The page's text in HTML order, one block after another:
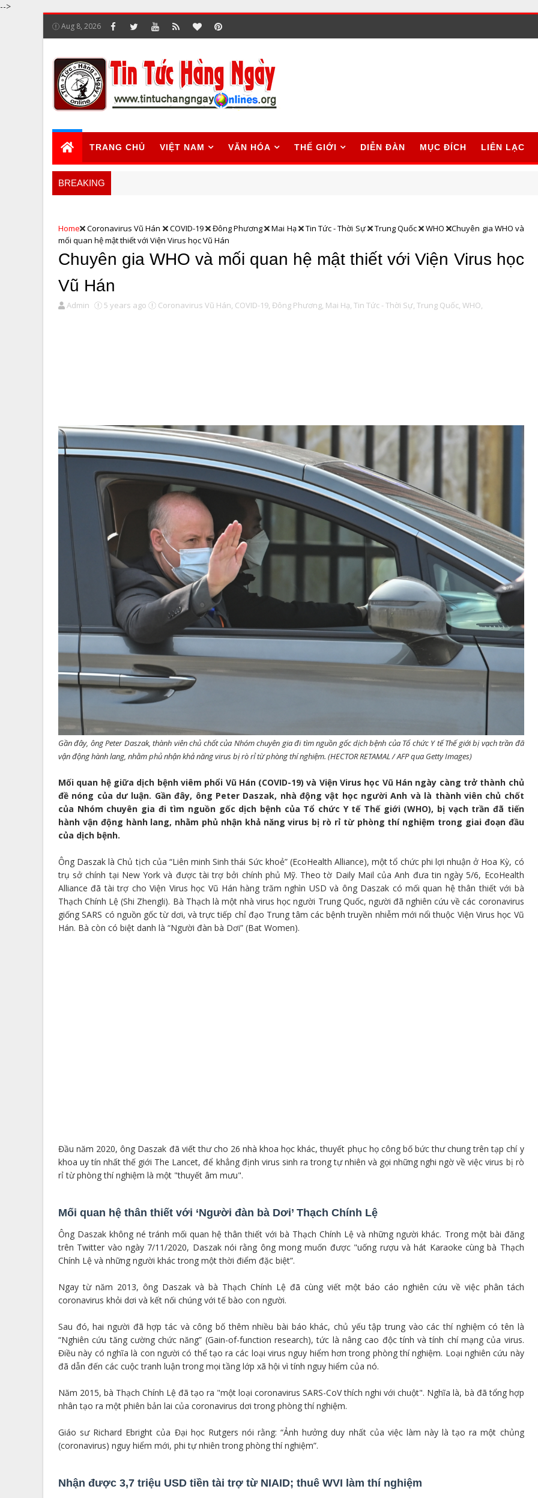
-->
Aug 8, 2026
TRANG CHỦ VIỆT NAM VĂN HÓA THẾ GIỚI DIỄN ĐÀN MỤC ĐÍCH LIÊN LẠC
BREAKING
Home Coronavirus Vũ Hán COVID-19 Đông Phương Mai Hạ Tin Tức - Thời Sự Trung Quốc WHO
Chuyên gia WHO và
mối quan hệ mật thiết với Viện Virus học Vũ Hán
Chuyên gia WHO và mối quan hệ mật thiết với Viện Virus học
Vũ Hán
Admin 5 years ago Coronavirus Vũ Hán, COVID-19, Đông Phương, Mai Hạ, Tin Tức - Thời Sự, Trung Quốc, WHO,
Gần đây, ông Peter Daszak, thành viên chủ chốt của Nhóm chuyên gia đi tìm nguồn gốc dịch bệnh của Tổ chức Y tế Thế giới bị vạch trần đã
vận động hành lang, nhằm phủ nhận khả năng virus bị rò rỉ từ phòng thí nghiệm. (HECTOR RETAMAL / AFP qua Getty Images)
Mối quan hệ giữa dịch bệnh viêm phổi Vũ Hán (COVID-19) và Viện Virus học Vũ Hán ngày càng trở thành chủ
đề nóng của dư luận. Gần đây, ông Peter Daszak, nhà động vật học người Anh và là thành viên chủ chốt
của Nhóm chuyên gia đi tìm nguồn gốc dịch bệnh của Tổ chức Y tế Thế giới (WHO), bị vạch trần đã tiến
hành vận động hành lang, nhằm phủ nhận khả năng virus bị rò rỉ từ phòng thí nghiệm trong giai đoạn đầu
của dịch bệnh.
Ông Daszak là Chủ tịch của “Liên minh Sinh thái Sức khoẻ” (EcoHealth Alliance), một tổ chức phi lợi nhuận ở Hoa Kỳ, có
trụ sở chính tại New York và được tài trợ bởi chính phủ Mỹ. Theo tờ Daily Mail của Anh đưa tin ngày 5/6, EcoHealth
Alliance đã tài trợ cho Viện Virus học Vũ Hán hàng trăm nghìn USD và ông Daszak có mối quan hệ thân thiết với bà
Thạch Chính Lệ (Shi Zhengli). Bà Thạch là một nhà virus học người Trung Quốc, người đã nghiên cứu về các coronavirus
giống SARS có nguồn gốc từ dơi, và trực tiếp chỉ đạo Trung tâm các bệnh truyền nhiễm mới nổi thuộc Viện Virus học Vũ
Hán. Bà còn có biệt danh là “Người đàn bà Dơi” (Bat Women).
Đầu năm 2020, ông Daszak đã viết thư cho 26 nhà khoa học khác, thuyết phục họ công bố bức thư chung trên tạp chí y
khoa uy tín nhất thế giới The Lancet, để khẳng định virus sinh ra trong tự nhiên và gọi những nghi ngờ về việc virus bị rò
rỉ từ phòng thí nghiệm là một "thuyết âm mưu".
Mối quan hệ thân thiết với ‘Người đàn bà Dơi’ Thạch Chính Lệ
Ông Daszak không né tránh mối quan hệ thân thiết với bà Thạch Chính Lệ và những người khác. Trong một bài đăng
trên Twitter vào ngày 7/11/2020, Daszak nói rằng ông mong muốn được "uống rượu và hát Karaoke cùng bà Thạch
Chính Lệ và những người khác trong một thời điểm đặc biệt”.
Ngay từ năm 2013, ông Daszak và bà Thạch Chính Lệ đã cùng viết một báo cáo nghiên cứu về việc phân tách
coronavirus khỏi dơi và kết nối chúng với tế bào con người.
Sau đó, hai người đã hợp tác và công bố thêm nhiều bài báo khác, chủ yếu tập trung vào các thí nghiệm có tên là
“Nghiên cứu tăng cường chức năng” (Gain-of-function research), tức là nâng cao độc tính và tính chí mạng của virus.
Điều này có nghĩa là con người có thể tạo ra các loại virus nguy hiểm hơn trong phòng thí nghiệm. Loại nghiên cứu này
đã dẫn đến các cuộc tranh luận trong mọi tầng lớp xã hội vì tính nguy hiểm của nó.
Năm 2015, bà Thạch Chính Lệ đã tạo ra "một loại coronavirus SARS-CoV thích nghi với chuột". Nghĩa là, bà đã tổng hợp
nhân tạo ra một phiên bản lai của coronavirus dơi trong phòng thí nghiệm.
Giáo sư Richard Ebright của Đại học Rutgers nói rằng: “Ảnh hưởng duy nhất của việc làm này là tạo ra một chủng
(coronavirus) nguy hiểm mới, phi tự nhiên trong phòng thí nghiệm”.
Nhận được 3,7 triệu USD tiền tài trợ từ NIAID; thuê WVI làm thí nghiệm